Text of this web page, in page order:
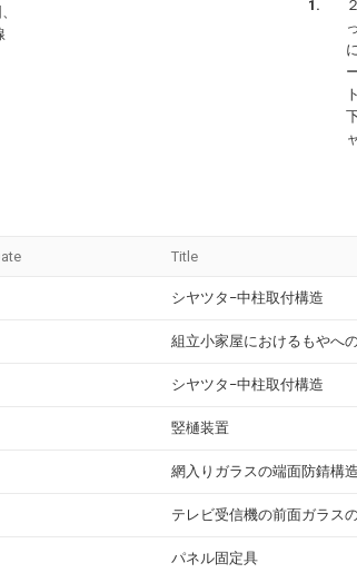
Title
シヤツタ−中柱取付構造
組立小家屋におけるもやへ
シヤツタ−中柱取付構造
竪樋装置
網入りガラスの端面防錆構造
テレビ受信機の前面ガラス
パネル固定具